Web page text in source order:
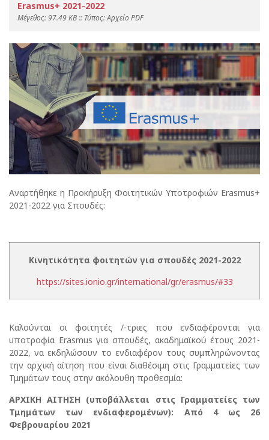
Erasmus+ 2021-2022
Mέγεθος: 97.49 KB :: Τύπος: Αρχείο PDF
Αναρτήθηκε η Προκήρυξη Φοιτητικών Υποτροφιών Erasmus+
2021-2022 για Σπουδές:
Κινητικότητα φοιτητών για σπουδές 2021-2022
https://sites.ionio.gr/international/gr/erasmus/#33
Καλούνται οι φοιτητές /-τριες που ενδιαφέρονται για
υποτροφία Erasmus για σπουδές, ακαδημαϊκού έτους 2021-
2022, να εκδηλώσουν το ενδιαφέρον τους συμπληρώνοντας
την αρχική αίτηση που είναι διαθέσιμη στις Γραμματείες των
Τμημάτων τους στην ακόλουθη προθεσμία:
ΑΡΧΙΚΗ ΑΙΤΗΣΗ (υποβάλλεται στις Γραμματείες των
Τμημάτων των ενδιαφερομένων): Από 4 ως 26
Φεβρουαρίου 2021